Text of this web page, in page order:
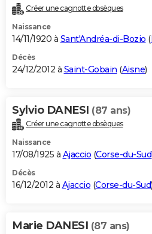
Créer une cagnotte obsèques
Naissance
14/11/1920 à Sant'Andréa-di-Bozio (
Décès
24/12/2012 à Saint-Gobain (Aisne)
Sylvio DANESI (87 ans)
Créer une cagnotte obsèques
Naissance
17/08/1925 à Ajaccio (Corse-du-Sud
Décès
16/12/2012 à Ajaccio (Corse-du-Sud)
Marie DANESI (87 ans)